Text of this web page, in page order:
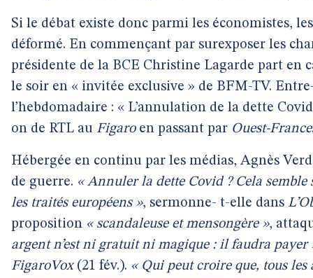
Si le débat existe donc parmi les économistes,
déformé. En commençant par surexposer les
présidente de la BCE Christine Lagarde part en
le soir en « invitée exclusive » de BFM-TV.
l’hebdomadaire : « L’annulation de la dette
on de RTL au Figaroen passant par Ouest-France
Hébergée en continu par les médias, Agnès
de guerre. « Annuler la dette Covid ? Cela
les traités européens », sermonne- t-elle dans
proposition « scandaleuse et mensongère »,
argent n’est ni gratuit ni magique : il faudra payer
FigaroVox(21 fév.). « Qui peut croire que, tous les